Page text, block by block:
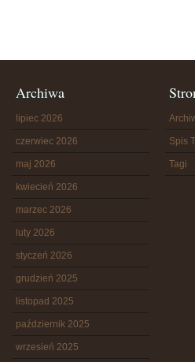
Archiwa
lipiec 2026
czerwiec 2026
maj 2026
kwiecień 2026
marzec 2026
luty 2026
styczeń 2026
grudzień 2025
listopad 2025
październik 2025
wrzesień 2025
Spis
Tagi